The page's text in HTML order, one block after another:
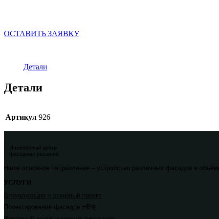
ОСТАВИТЬ ЗАЯВКУ
Детали
Детали
Артикул 926
Инженерный центр
фасадных решений
Наше основное направление – устройство различных фасадов в
УСЛУГИ
Визуализация и эскизный проект
Проектирование фасадов НВФ